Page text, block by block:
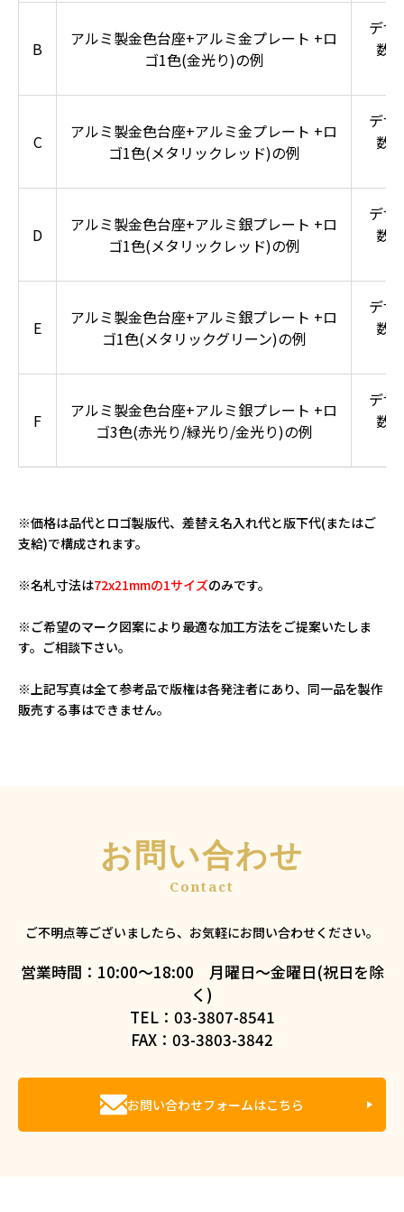
B
アルミ製金色台座+アルミ金プレート +ロ
ゴ1色(金光り)の例
デザ
数
C
アルミ製金色台座+アルミ金プレート +ロ
ゴ1色(メタリックレッド)の例
デザ
数
D
アルミ製金色台座+アルミ銀プレート +ロ
ゴ1色(メタリックレッド)の例
デザ
数
E
アルミ製金色台座+アルミ銀プレート +ロ
ゴ1色(メタリックグリーン)の例
デザ
数
F
アルミ製金色台座+アルミ銀プレート +ロ
ゴ3色(赤光り/緑光り/金光り)の例
デザ
数
※価格は品代とロゴ製版代、差替え名入れ代と版下代(またはご
支給)で構成されます。
※名札寸法は72x21mmの1サイズのみです。
※ご希望のマーク図案により最適な加工方法をご提案いたしま
す。ご相談下さい。
※上記写真は全て参考品で版権は各発注者にあり、同一品を製作
販売する事はできません。
お問い合わせ
ご不明点等ございましたら、お気軽にお問い合わせください。
営業時間：10:00～18:00 月曜日～金曜日(祝日を除
く)
TEL：03-3807-8541
FAX：03-3803-3842
お問い合わせフォームはこちら